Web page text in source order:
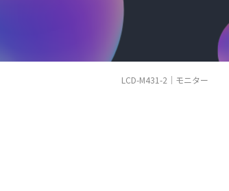
LCD-M431-2｜モニター